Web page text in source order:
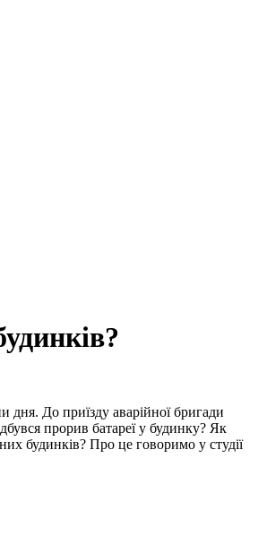
дня. До приїзду аварійної бригади
прорив батареї у будинку? Як
будинків? Про це говоримо у студії